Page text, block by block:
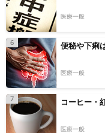
医療一般
6 便秘や下痢
医療一般
7 コーヒー・
医療一般